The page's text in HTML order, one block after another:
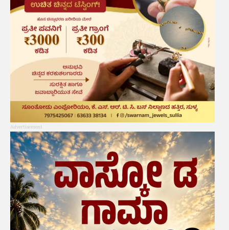
Advertisement